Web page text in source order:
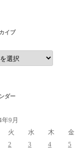
イブ
ダー
9月
火
水 木 金
2
3 4 5